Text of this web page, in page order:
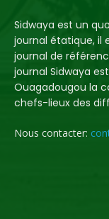
Sidwaya est un
journal étatique, il
journal de
journal Sidwaya
Ouagadougou la
chefs-lieux des
Nous contacter: